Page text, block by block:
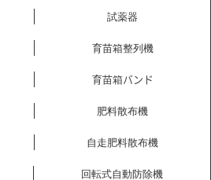
試薬器
育苗箱整列機
育苗箱バンド
肥料散布機
自走肥料散布機
回転式自動防除機